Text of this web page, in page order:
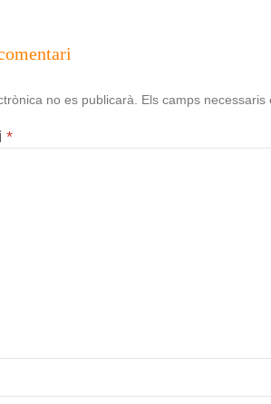
no es publicarà. Els camps
*